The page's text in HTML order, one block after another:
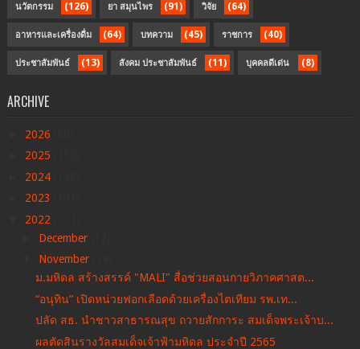
นวัตกรรม (126) ยา สมุนไพร (91) วิจัย (64)
อาหารและเครื่องดื่ม (64) บทความ (45) ราชการ (40)
ประชาสัมพันธ์ (13) สังคม ประชาสัมพันธ์ (11) บุคคลดีเด่น (8)
ARCHIVE
2026
2025
2024
2023
2022
December
November
ม.มหิดล สร้างสรรค์ "MALI" สื่อช่วยสอนกายวิภาคศาสต...
“อนุทิน” เปิดหน่วยฟอกเลือดด้วยเครื่องไตเทียม รพ.เท...
ปลัด สธ. นำชาวสาธารณสุข ถวายสักการะ สมเด็จพระเจ้าบ...
ผลตัดสินรางวัลสมเด็จเจ้าฟ้ามหิดล ประจำปี 2565